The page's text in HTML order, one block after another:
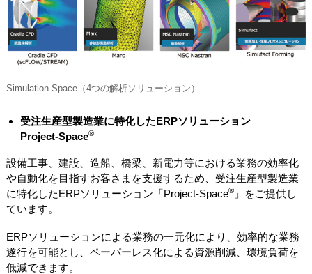
Simulation-Space（4つの解析ソリューション）
受注生産型製造業に特化したERPソリューション
Project-Space®
設備工事、建設、造船、橋梁、新電力等における業務の効率化
や自動化を目指すお客さまを支援するため、受注生産型製造業
に特化したERPソリューション「Project-Space®」をご提供し
ています。
ERPソリューションによる業務の一元化により、効率的な業務
遂行を可能とし、ペーパーレス化による資源削減、環境負荷を
低減できます。